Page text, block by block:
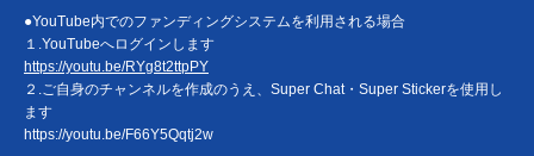
●YouTube内でのファンディングシステムを利用される場合
１.YouTubeへログインします
https://youtu.be/RYg8t2ttpPY
２.ご自身のチャンネルを作成のうえ、Super Chat・Super Stickerを使用し
ます
https://youtu.be/F66Y5Qqtj2w